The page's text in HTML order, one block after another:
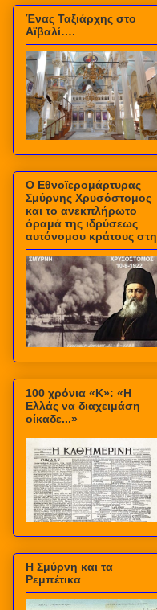
Ένας Ταξιάρχης στο
Αϊβαλί….
Ο Εθνοϊερομάρτυρας
Σμύρνης Χρυσόστομος
και το ανεκπλήρωτο
όραμά της ιδρύσεως
αυτόνομου κράτους στη
100 χρόνια «Κ»: «Η
Ελλάς να διαχειμάση
οίκαδε...»
Η Σμύρνη και τα
Ρεμπέτικα